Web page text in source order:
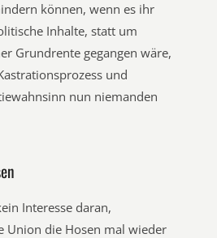
können, wenn es ihr
Inhalte, statt um
Grundrente gegangen wäre,
und
nun niemanden
Interesse daran,
Union die Hosen mal wieder